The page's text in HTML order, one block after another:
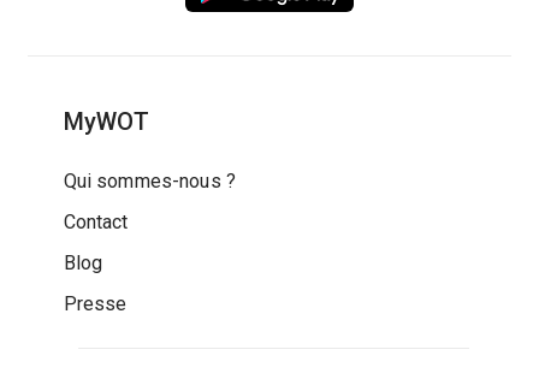
MyWOT
Qui sommes-nous ?
Contact
Blog
Presse